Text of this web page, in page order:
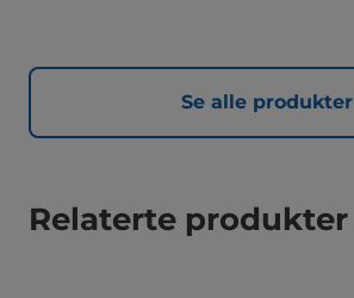
Se alle produkter
Relaterte produkter